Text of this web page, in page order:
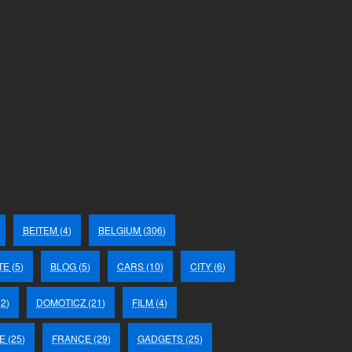
BEITEM (4) BELGIUM (306)
(5) BLOG (5) CARS (10) CITY (6)
DOMOTICZ (21) FILM (4)
(25) FRANCE (29) GADGETS (25)